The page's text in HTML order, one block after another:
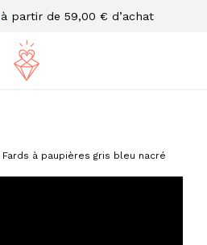
à partir de 59,00 € d’achat
Fards à paupières gris bleu nacré